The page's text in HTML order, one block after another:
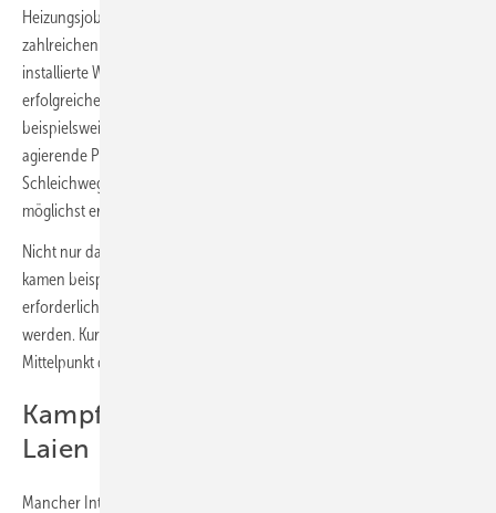
Heizungsjob übernimmt, spielte immer wieder eine Rolle in den
zahlreichen Themen der Bufa SHK. Man mag sich fragen: Ist jede neu
installierte Wärmepumpe eine gute Tat auf dem Weg zum
erfolgreichen Klimawandel? Die SHK-Berufsorganisation sieht
beispielsweise keine positive Entwicklung darin, wenn bundesweit
agierende Player im Heizungsmarkt auf clevere Weise eine Art
Schleichweg nutzen, um den WP-Absatz nach eigenem Konzept
möglichst erfolgreich zu gestalten.
Nicht nur das thematisierte der rege Meinungsaustausch. Zur Sprache
kamen beispielsweise auch Bauleistungen, die Nachbesserungen
erforderlich machen, oder Systeme, die als Lockangebote bepreist
werden. Kurzum: Die Wärmepumpe stand in vielerlei Hinsicht im
Mittelpunkt der beiden Sitzungstage.
Kampfpreise machen Eindruck bei
Laien
Mancher Interessent für ein neues Heizsystem mag sich von attraktiv